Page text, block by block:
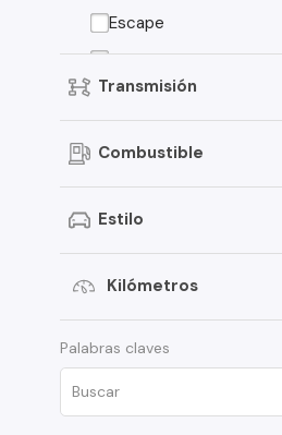
Escape
Territory
Fiesta
Transit Van
Expedition
Maverick
Fusion
Edge
Transmisión
Combustible
Estilo
Kilómetros
Palabras claves